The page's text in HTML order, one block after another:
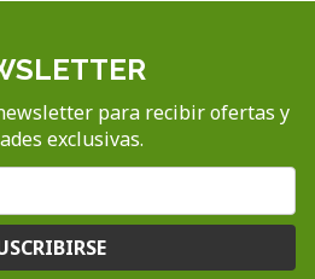
para recibir ofertas y
exclusivas.